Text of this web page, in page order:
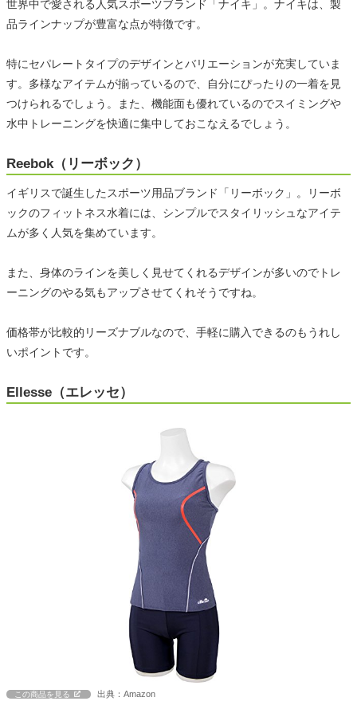
世界中で愛される人気スポーツブランド「ナイキ」。ナイキは、製
品ラインナップが豊富な点が特徴です。
特にセパレートタイプのデザインとバリエーションが充実していま
す。多様なアイテムが揃っているので、自分にぴったりの一着を見
つけられるでしょう。また、機能面も優れているのでスイミングや
水中トレーニングを快適に集中しておこなえるでしょう。
Reebok（リーボック）
イギリスで誕生したスポーツ用品ブランド「リーボック」。リーボ
ックのフィットネス水着には、シンプルでスタイリッシュなアイテ
ムが多く人気を集めています。
また、身体のラインを美しく見せてくれるデザインが多いのでトレ
ーニングのやる気もアップさせてくれそうですね。
価格帯が比較的リーズナブルなので、手軽に購入できるのもうれし
いポイントです。
Ellesse（エレッセ）
この商品を見る 出典：Amazon